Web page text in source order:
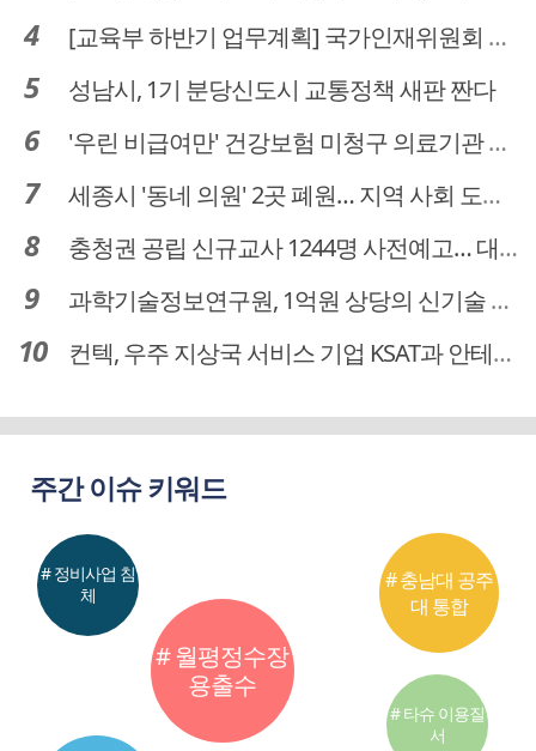
[교육부 하반기 업무계획] 국가인재위원회 신설… 거점국립대 3곳 성장엔진·AI 분야 패키지 지원
성남시, 1기 분당신도시 교통정책 새판 짠다
'우린 비급여만' 건강보험 미청구 의료기관 대전 65곳 충남 31곳
세종시 '동네 의원' 2곳 폐원… 지역 사회 도마 위
충청권 공립 신규교사 1244명 사전예고… 대전 초등 34명서 4명으로
과학기술정보연구원, 1억원 상당의 신기술 기업 이전 완료
컨텍, 우주 지상국 서비스 기업 KSAT과 안테나 6기 계약 체결
주간 이슈 키워드
# 월평정수장
용출수
# 충남대 공주
대 통합
# 정비사업 침
체
# 타슈 이용질
서